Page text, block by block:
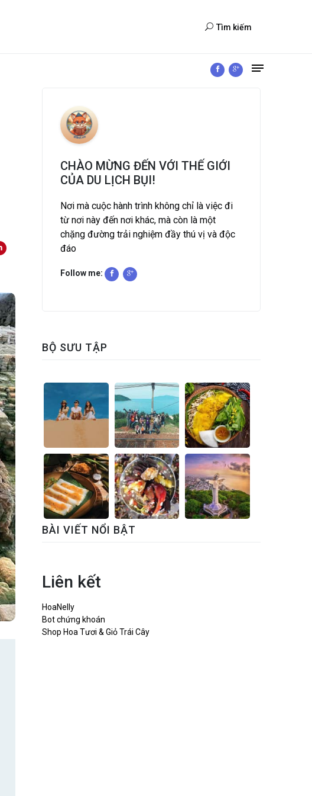
Tìm kiếm
CHÀO MỪNG ĐẾN VỚI THẾ GIỚI
CỦA DU LỊCH BỤI!
Nơi mà cuộc hành trình không chỉ là việc đi
từ nơi này đến nơi khác, mà còn là một
chặng đường trải nghiệm đầy thú vị và độc
đáo
Follow me:
BỘ SƯU TẬP
BÀI VIẾT NỔI BẬT
Liên kết
HoaNelly
Bot chứng khoán
Shop Hoa Tươi & Giỏ Trái Cây